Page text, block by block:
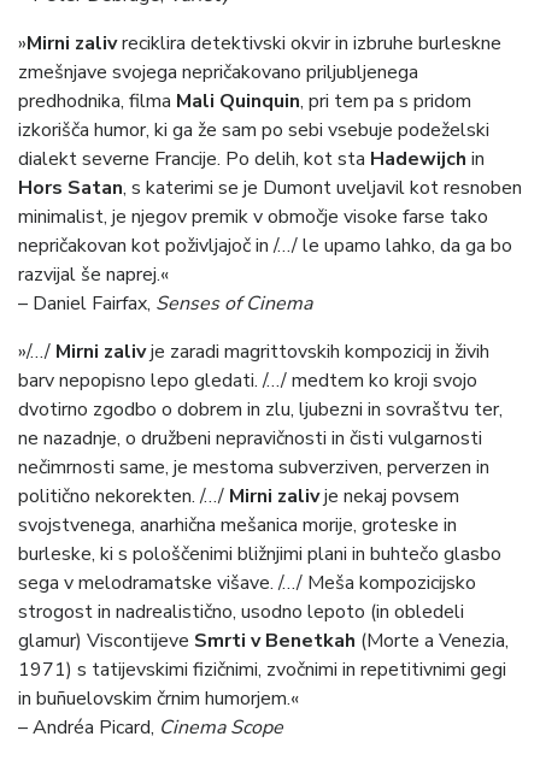
»Mirni zalivreciklira detektivski okvir in izbruhe burleskne
zmešnjave svojega nepričakovano priljubljenega
predhodnika, filma Mali Quinquin, pri tem pa s pridom
izkorišča humor, ki ga že sam po sebi vsebuje podeželski
dialekt severne Francije. Po delih, kot sta Hadewijch in
Hors Satan, s katerimi se je Dumont uveljavil kot resnoben
minimalist, je njegov premik v območje visoke farse tako
nepričakovan kot poživljajoč in /…/ le upamo lahko, da ga bo
razvijal še naprej.«
– Daniel Fairfax, Senses of Cinema
»/…/ Mirni zalivje zaradi magrittovskih kompozicij in živih
barv nepopisno lepo gledati. /…/ medtem ko kroji svojo
dvotirno zgodbo o dobrem in zlu, ljubezni in sovraštvu ter,
ne nazadnje, o družbeni nepravičnosti in čisti vulgarnosti
nečimrnosti same, je mestoma subverziven, perverzen in
politično nekorekten. /…/ Mirni zalivje nekaj povsem
svojstvenega, anarhična mešanica morije, groteske in
burleske, ki s pološčenimi bližnjimi plani in buhtečo glasbo
sega v melodramatske višave. /…/ Meša kompozicijsko
strogost in nadrealistično, usodno lepoto (in obledeli
glamur) Viscontijeve Smrti v Benetkah (Morte a Venezia,
1971) s tatijevskimi fizičnimi, zvočnimi in repetitivnimi gegi
in buñuelovskim črnim humorjem.«
– Andréa Picard, Cinema Scope